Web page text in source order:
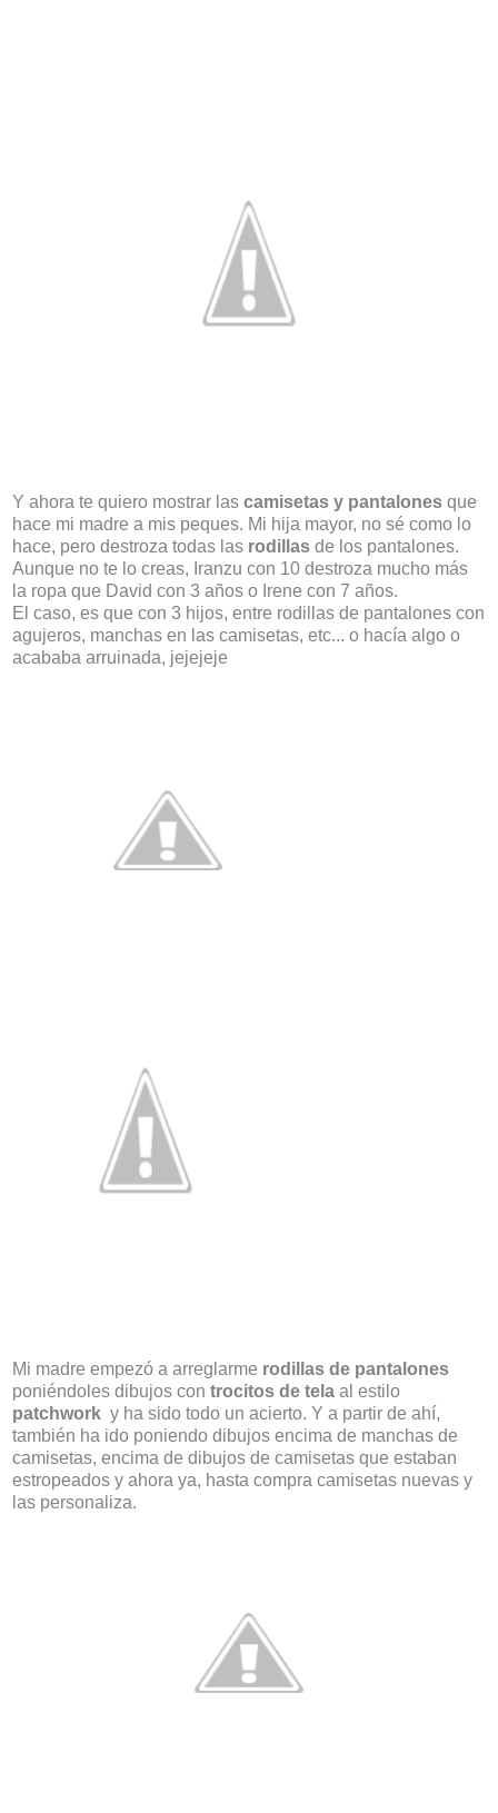
Y ahora te quiero mostrar las camisetas y pantalones que
hace mi madre a mis peques. Mi hija mayor, no sé como lo
hace, pero destroza todas las rodillas de los pantalones.
Aunque no te lo creas, Iranzu con 10 destroza mucho más
la ropa que David con 3 años o Irene con 7 años.
El caso, es que con 3 hijos, entre rodillas de pantalones con
agujeros, manchas en las camisetas, etc... o hacía algo o
acababa arruinada, jejejeje
Mi madre empezó a arreglarme rodillas de pantalones
poniéndoles dibujos con trocitos de tela al estilo
patchwork y ha sido todo un acierto. Y a partir de ahí,
también ha ido poniendo dibujos encima de manchas de
camisetas, encima de dibujos de camisetas que estaban
estropeados y ahora ya, hasta compra camisetas nuevas y
las personaliza.